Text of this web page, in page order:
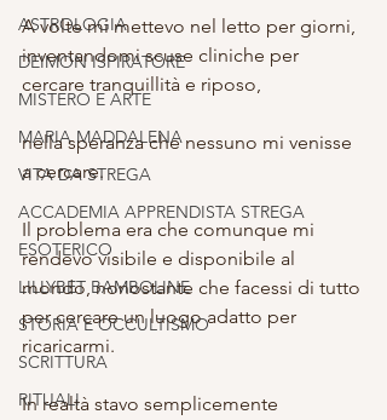
ASTROLOGIA
DEIMON ISPIRATORE
MISTERO E ARTE
MARIA MADDALENA
VITA DA STREGA
ACCADEMIA APPRENDISTA STREGA
ESOTERICO
LILLYBET BAMBOLINE
STORIA E OCCULTISMO
SCRITTURA
RITUALI
A volte mi mettevo nel letto per giorni,
inventandomi scuse cliniche per
cercare tranquillità e riposo,
nella speranza che nessuno mi venisse
a cercare.
Il problema era che comunque mi
rendevo visibile e disponibile al
mondo, nonostante che facessi di tutto
per cercare un luogo adatto per
ricaricarmi.
In realtà stavo semplicemente